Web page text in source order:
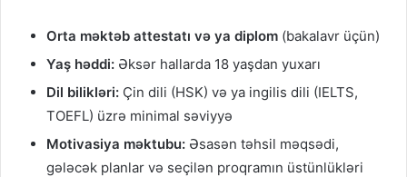
Orta məktəb attestatı və ya diplom (bakalavr üçün)
Yaş həddi: Əksər hallarda 18 yaşdan yuxarı
Dil bilikləri: Çin dili (HSK) və ya ingilis dili (IELTS,
TOEFL) üzrə minimal səviyyə
Motivasiya məktubu: Əsasən təhsil məqsədi,
gələcək planlar və seçilən proqramın üstünlükləri